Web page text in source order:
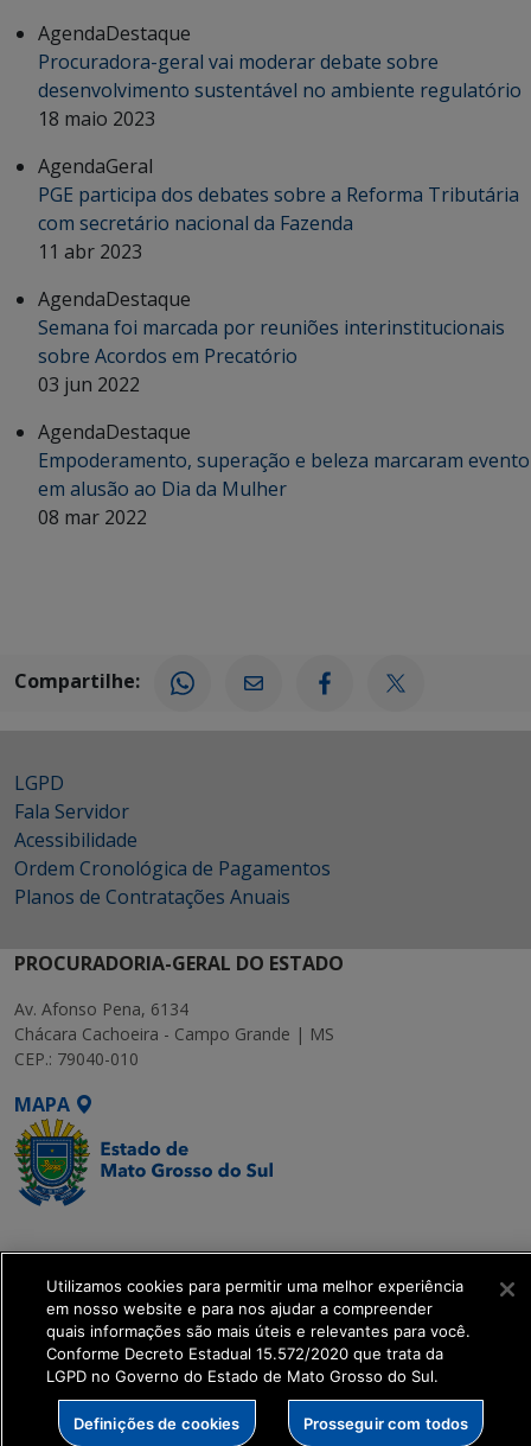
AgendaDestaque
Procuradora-geral vai moderar debate sobre
desenvolvimento sustentável no ambiente regulatório
18 maio 2023
AgendaGeral
PGE participa dos debates sobre a Reforma Tributária
com secretário nacional da Fazenda
11 abr 2023
AgendaDestaque
Semana foi marcada por reuniões interinstitucionais
sobre Acordos em Precatório
03 jun 2022
AgendaDestaque
Empoderamento, superação e beleza marcaram evento
em alusão ao Dia da Mulher
08 mar 2022
Compartilhe:
LGPD
Fala Servidor
Acessibilidade
Ordem Cronológica de Pagamentos
Planos de Contratações Anuais
PROCURADORIA-GERAL DO ESTADO
Av. Afonso Pena, 6134
Chácara Cachoeira - Campo Grande | MS
CEP.: 79040-010
MAPA
Transformação Digital
get_footer();
Utilizamos cookies para permitir uma melhor experiência
em nosso website e para nos ajudar a compreender
quais informações são mais úteis e relevantes para você.
Conforme Decreto Estadual 15.572/2020 que trata da
LGPD no Governo do Estado de Mato Grosso do Sul.
Definições de cookies Prosseguir com todos